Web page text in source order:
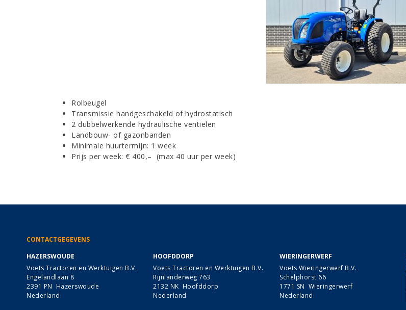
Rolbeugel
Transmissie handgeschakeld of hydrostatisch
2 dubbelwerkende hydraulische ventielen
Landbouw- of gazonbanden
Minimale huurtermijn: 1 week
Prijs per week: € 400,– (max 40 uur per week)
CONTACTGEGEVENS
HAZERSWOUDE
Voets Tractoren en Werktuigen B.V.
Engelandlaan 8
2391 PN Hazerswoude
Nederland
HOOFDDORP
Voets Tractoren en Werktuigen B.V.
Rijnlanderweg 763
2132 NK Hoofddorp
Nederland
WIERINGERWERF
Voets Wieringerwerf B.V.
Schelphorst 66
1771 SN Wieringerwerf
Nederland